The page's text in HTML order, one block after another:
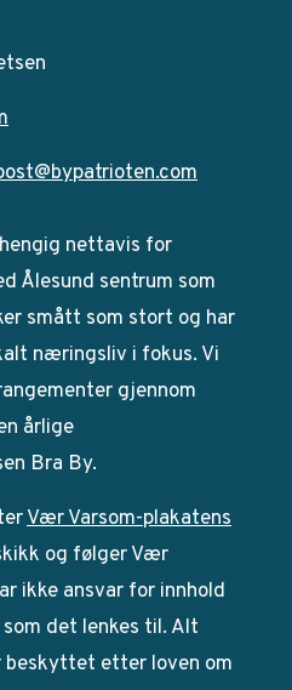
nettavis for
Ålesund sentrum som
smått som stort og har
næringsliv i fokus. Vi
gjennom
årlige
Bra By.
Vær Varsom-plakatens
og følger Vær
ikke ansvar for innhold
det lenkes til. Alt
beskyttet etter loven om